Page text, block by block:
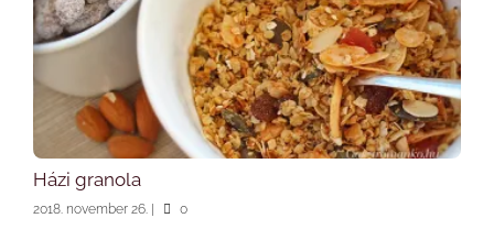
Házi granola
2018. november 26. 0